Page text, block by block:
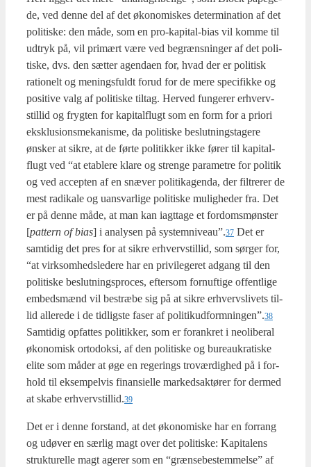
de, ved den­ne del af det øko­no­mi­skes deter­mi­na­tion af det
poli­ti­ske: den måde, som en pro-kapi­tal-bias vil kom­me til
udtryk på, vil pri­mært være ved begræns­nin­ger af det poli­
ti­ske, dvs. den sæt­ter agen­da­en for, hvad der er poli­tisk
ratio­nelt og menings­fuldt for­ud for de mere spe­ci­fik­ke og
posi­ti­ve valg af poli­ti­ske til­tag. Her­ved fun­ge­rer erhverv­
stil­lid og fryg­ten for kapi­tal­flugt som en form for a pri­o­ri
eks­klu­sions­me­ka­nis­me, da poli­ti­ske beslut­nings­ta­ge­re
ønsker at sik­re, at de før­te poli­tik­ker ikke fører til kapi­tal­
flugt ved “at etab­le­re kla­re og stren­ge para­me­tre for poli­tik
og ved accep­ten af en snæ­ver poli­ti­ka­gen­da, der fil­tre­rer de
mest radi­ka­le og uansvar­li­ge poli­ti­ske mulig­he­der fra. Det
er på den­ne måde, at man kan iagt­ta­ge et for­doms­møn­ster
[pat­tern of bias] i ana­ly­sen på systemniveau”.37 Det er
sam­ti­dig det pres for at sik­re erhverv­stil­lid, som sør­ger for,
“at virk­som­heds­le­de­re har en pri­vil­e­ge­ret adgang til den
poli­ti­ske beslut­nings­pro­ces, efter­som for­nuf­ti­ge offent­li­ge
embeds­mænd vil bestræ­be sig på at sik­re erhvervs­li­vets til­
lid alle­re­de i de tid­lig­ste faser af politikudformningen”.38
Sam­ti­dig opfat­tes poli­tik­ker, som er for­ank­ret i neoli­be­ral
øko­no­misk orto­dok­si, af den poli­ti­ske og bureau­kra­ti­ske
eli­te som måder at øge en rege­rings tro­vær­dig­hed på i for­
hold til eksem­pel­vis finan­si­el­le mar­kedsak­tø­rer for der­med
at ska­be erhvervstillid.39
Det er i den­ne for­stand, at det øko­no­mi­ske har en for­rang
og udø­ver en sær­lig magt over det poli­ti­ske: Kapi­ta­lens
struk­tu­rel­le magt age­rer som en “græn­se­be­stem­mel­se” af